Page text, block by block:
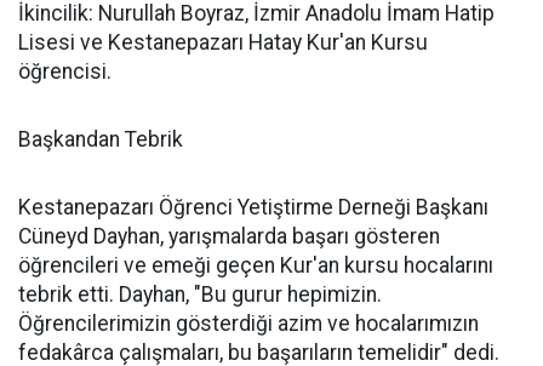
İkincilik: Nurullah Boyraz, İzmir Anadolu İmam Hatip
Lisesi ve Kestanepazarı Hatay Kur'an Kursu
öğrencisi.
Başkandan Tebrik
Kestanepazarı Öğrenci Yetiştirme Derneği Başkanı
Cüneyd Dayhan, yarışmalarda başarı gösteren
öğrencileri ve emeği geçen Kur'an kursu hocalarını
tebrik etti. Dayhan, "Bu gurur hepimizin.
Öğrencilerimizin gösterdiği azim ve hocalarımızın
fedakârca çalışmaları, bu başarıların temelidir" dedi.